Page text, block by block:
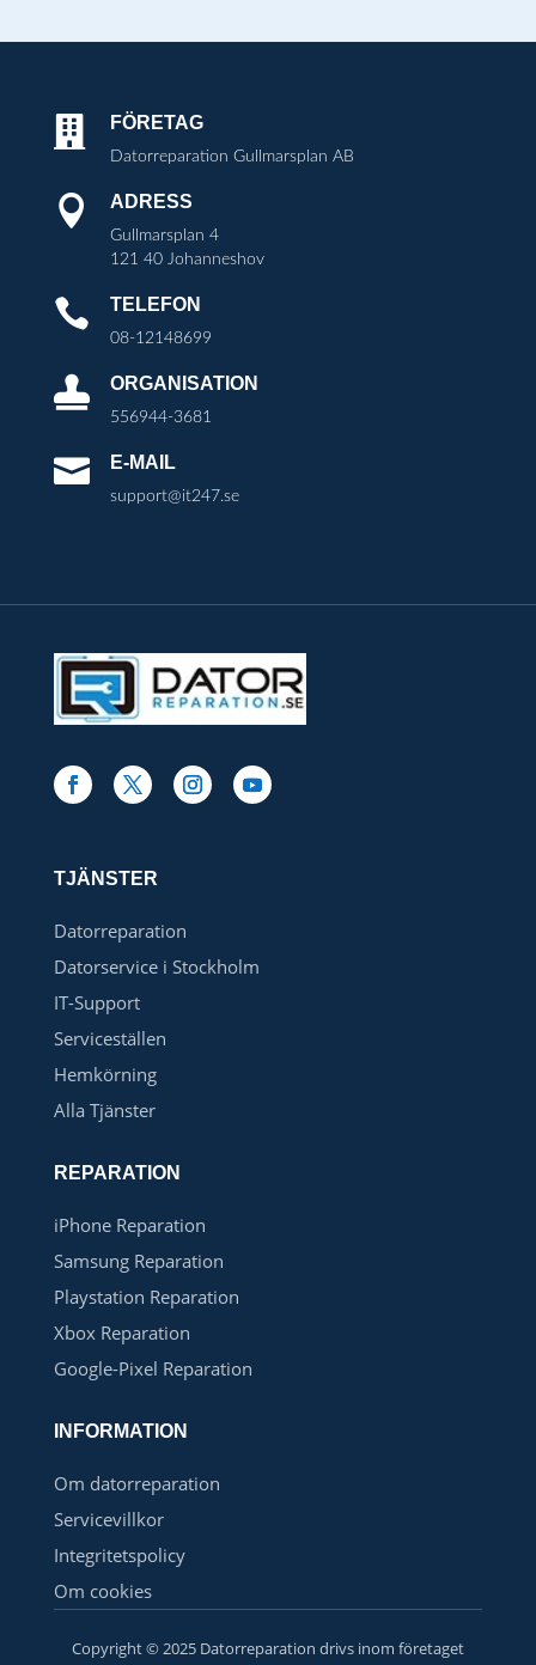
 FÖRETAG
Datorreparation Gullmarsplan AB
 ADRESS
Gullmarsplan 4
121 40 Johanneshov
 TELEFON
08-12148699
 ORGANISATION
556944-3681
 E-MAIL
support@it247.se
TJÄNSTER
Datorreparation
Datorservice i Stockholm
IT-Support
Serviceställen
Hemkörning
Alla Tjänster
REPARATION
iPhone Reparation
Samsung Reparation
Playstation Reparation
Xbox Reparation
Google-Pixel Reparation
INFORMATION
Om datorreparation
Servicevillkor
Integritetspolicy
Om cookies
Copyright © 2025 Datorreparation drivs inom företaget